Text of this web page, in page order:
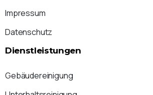
Impressum
Datenschutz
Dienstleistungen
Gebäudereinigung